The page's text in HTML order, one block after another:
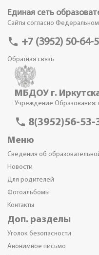
Единая сеть
Сайты согласно
phone +7 (3952) 50-64-
Обратная связь
МБДОУ г.
Учреждение Образования:
phone 8(3952)56-53-
Меню
Сведения об
Новости
Для родителей
Фотоальбомы
Контакты
Доп. разделы
Уголок безопасности
Анонимное письмо